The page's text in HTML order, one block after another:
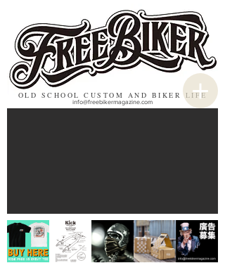
OLD SCHOOL CUSTOM AND BIKER LIFE
info@freebikermagazine.com